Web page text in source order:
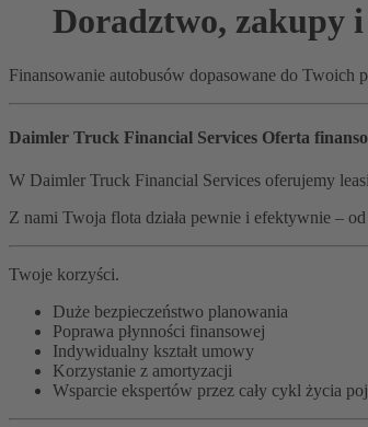
Doradztwo, zakupy
Finansowanie autobusów dopasowane do Twoich
Daimler Truck Financial Services Oferta
W Daimler Truck Financial Services oferujemy
Z nami Twoja flota działa pewnie i efektywnie –
Twoje korzyści.
Duże bezpieczeństwo planowania
​Poprawa płynności finansowej
Indywidualny kształt umowy
Korzystanie z amortyzacji
Wsparcie ekspertów przez cały cykl życia